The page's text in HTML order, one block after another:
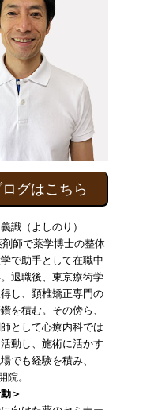
グはこちら
（よしのり）
剤師で薬学博士の整体
で助手として在職中
退職後、東京療術学
し、頚椎矯正専門の
を積む。その傍ら、
として心療内科では
動し、施術に活かす
でも経験を積み、
院。
＞